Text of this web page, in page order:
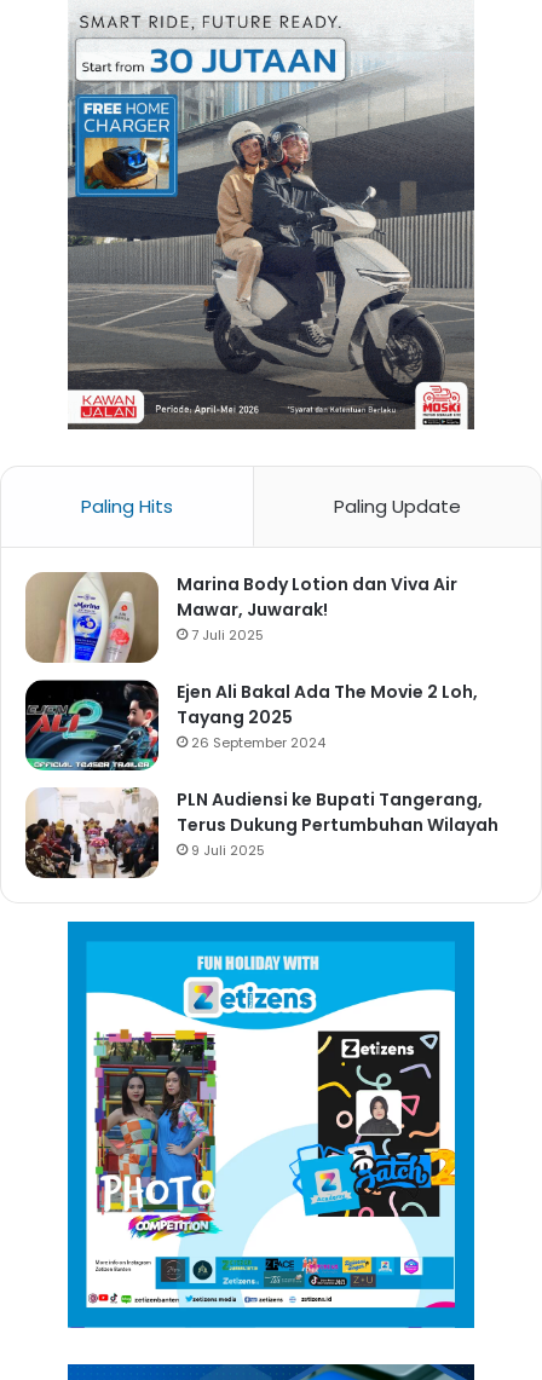
Paling Hits Paling Update
Marina Body Lotion dan Viva Air
Mawar, Juwarak!
7 Juli 2025
Ejen Ali Bakal Ada The Movie 2 Loh,
Tayang 2025
26 September 2024
PLN Audiensi ke Bupati Tangerang,
Terus Dukung Pertumbuhan Wilayah
9 Juli 2025